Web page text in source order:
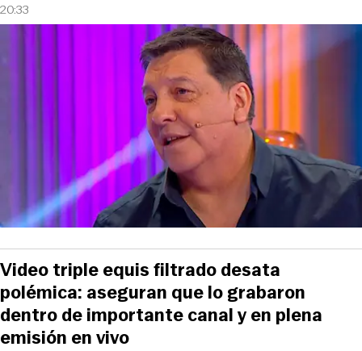
20:33
Video triple equis filtrado desata
polémica: aseguran que lo grabaron
dentro de importante canal y en plena
emisión en vivo